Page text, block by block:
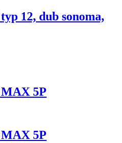
12, dub sonoma,
5P
5P